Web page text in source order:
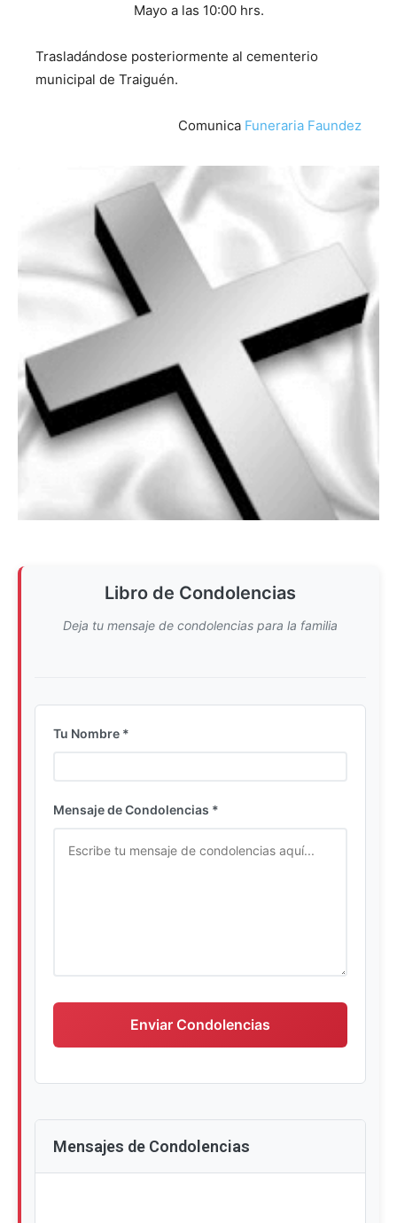
Mayo a las 10:00 hrs.
Trasladándose posteriormente al cementerio
municipal de Traiguén.
Comunica Funeraria Faundez
Libro de Condolencias
Deja tu mensaje de condolencias para la familia
Tu Nombre *
Mensaje de Condolencias *
Enviar Condolencias
Mensajes de Condolencias